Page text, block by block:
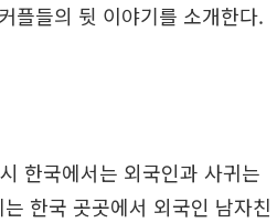
플들의 뒷 이야기를 소개한다.
한국에서는 외국인과 사귀는
한국 곳곳에서 외국인 남자친